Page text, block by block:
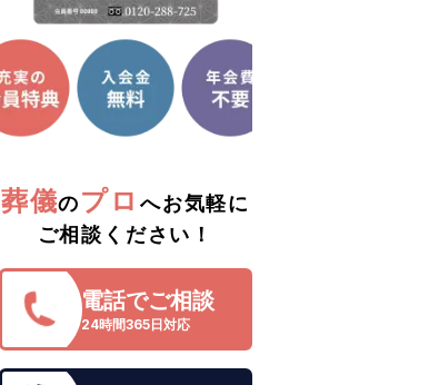
葬儀のプロ へお気軽に
ご相談ください！
電話でご相談
24時間365日対応